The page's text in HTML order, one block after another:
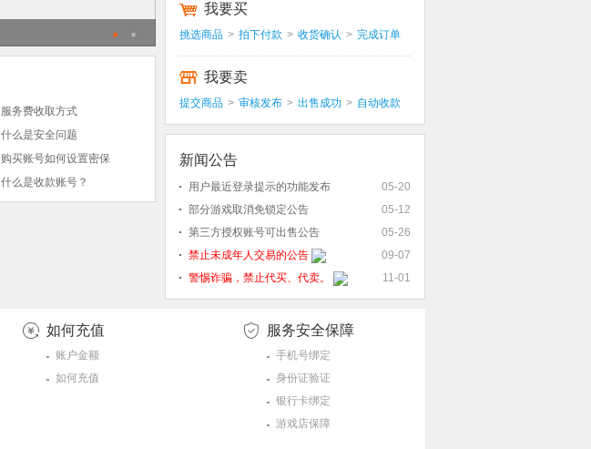
我要买
挑选商品 > 拍下付款 > 收货确认 > 完成订单
我要卖
提交商品 > 审核发布 > 出售成功 > 自动收款
新闻公告
05-20
用户最近登录提示的功能发布
05-12
部分游戏取消免锁定公告
05-26
第三方授权账号可出售公告
09-07
禁止未成年人交易的公告
11-01
警惕诈骗，禁止代买、代卖。
··
服务费收取方式
什么是安全问题
购买账号如何设置密保
什么是收款账号？
如何充值
账户金额
如何充值
服务安全保障
手机号绑定
身份证验证
银行卡绑定
游戏店保障